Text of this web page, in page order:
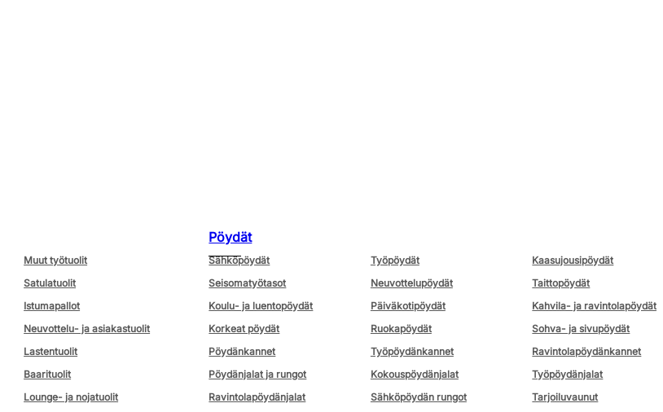
Muut työtuolit
Satulatuolit
Istumapallot
Neuvottelu- ja asiakastuolit
Lastentuolit
Baarituolit
Lounge- ja nojatuolit
Pöydät
Sähköpöydät Työpöydät
Kaasujousipöydät
Seisomatyötasot
Neuvottelupöydät
Taittopöydät
Koulu- ja luentopöydät
Päiväkotipöydät
Kahvila- ja ravintolapöydät
Korkeat pöydät
Ruokapöydät
Sohva- ja sivupöydät
Pöydänkannet
Työpöydänkannet
Ravintolapöydänkannet
Pöydänjalat ja rungot
Kokouspöydänjalat
Työpöydänjalat
Ravintolapöydänjalat
Sähköpöydän rungot
Tarjoiluvaunut